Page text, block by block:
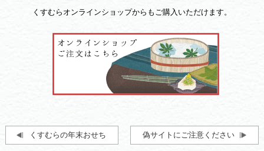
くすむらオンラインショップからもご購入いただけます。
くすむらの年末おせち 偽サイトにご注意ください